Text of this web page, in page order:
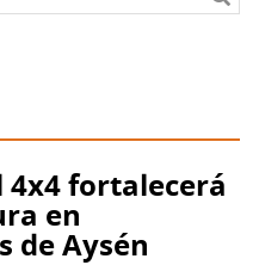
fortalecerá
en
de Aysén